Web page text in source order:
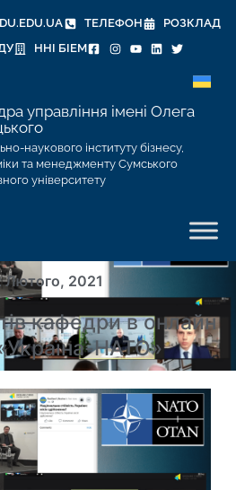
ТЕЛЕФОН
РОЗКЛАД
ННІ БІЕМ
управління імені Олега
наукового інституту бізнесу,
та менеджменту Сумського
університету
Лютого, 2021
кафедри в онлайн
НАТО»